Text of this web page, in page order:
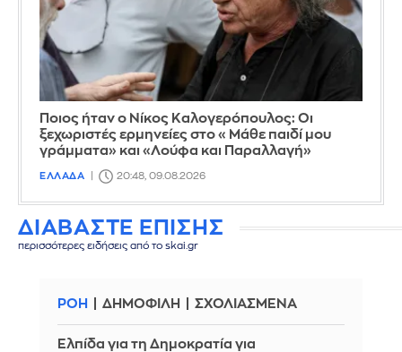
Ποιος ήταν ο Νίκος Καλογερόπουλος: Οι
ξεχωριστές ερμηνείες στο «Μάθε παιδί μου
γράμματα» και «Λούφα και Παραλλαγή»
ΕΛΛΑΔΑ 20:48, 09.08.2026
ΔΙΑΒΑΣΤΕ ΕΠΙΣΗΣ
περισσότερες ειδήσεις από το skai.gr
ΡΟΗ ΔΗΜΟΦΙΛΗ ΣΧΟΛΙΑΣΜΕΝΑ
Ελπίδα για τη Δημοκρατία για